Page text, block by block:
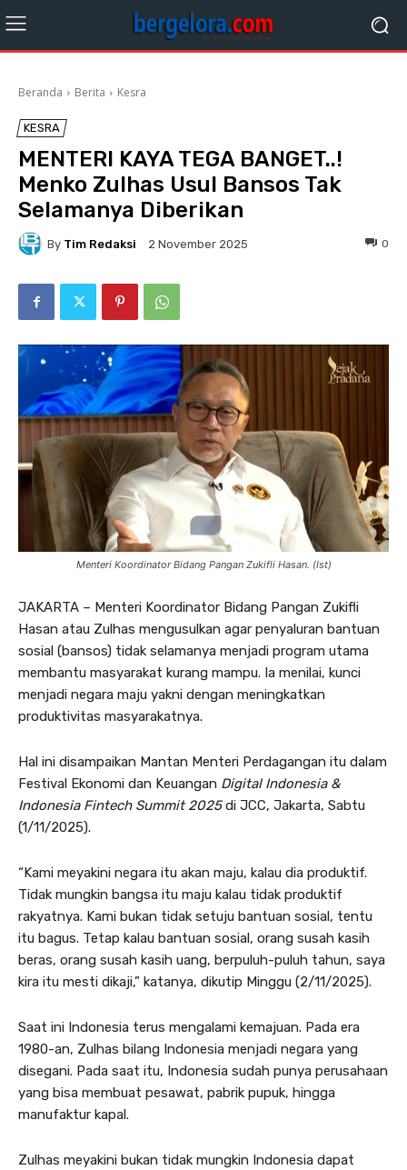
Beranda Berita Kesra
KESRA
MENTERI KAYA TEGA BANGET..!
Menko Zulhas Usul Bansos Tak
Selamanya Diberikan
By Tim Redaksi 2 November 2025 0
Menteri Koordinator Bidang Pangan Zukifli Hasan. (Ist)
JAKARTA – Menteri Koordinator Bidang Pangan Zukifli
Hasan atau Zulhas mengusulkan agar penyaluran bantuan
sosial (bansos) tidak selamanya menjadi program utama
membantu masyarakat kurang mampu. Ia menilai, kunci
menjadi negara maju yakni dengan meningkatkan
produktivitas masyarakatnya.
Hal ini disampaikan Mantan Menteri Perdagangan itu dalam
Festival Ekonomi dan Keuangan Digital Indonesia &
Indonesia Fintech Summit 2025di JCC, Jakarta, Sabtu
(1/11/2025).
“Kami meyakini negara itu akan maju, kalau dia produktif.
Tidak mungkin bangsa itu maju kalau tidak produktif
rakyatnya. Kami bukan tidak setuju bantuan sosial, tentu
itu bagus. Tetap kalau bantuan sosial, orang susah kasih
beras, orang susah kasih uang, berpuluh-puluh tahun, saya
kira itu mesti dikaji,” katanya, dikutip Minggu (2/11/2025).
Saat ini Indonesia terus mengalami kemajuan. Pada era
1980-an, Zulhas bilang Indonesia menjadi negara yang
disegani. Pada saat itu, Indonesia sudah punya perusahaan
yang bisa membuat pesawat, pabrik pupuk, hingga
manufaktur kapal.
Zulhas meyakini bukan tidak mungkin Indonesia dapat